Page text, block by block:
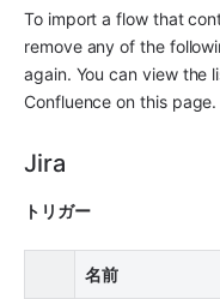
To import a flow that
remove any of the
again. You can view the
Confluence on this page.
Jira
トリガー
名前